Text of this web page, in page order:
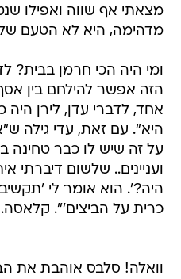
מצאתי אף שווה ואפילו
מדהימה, היא לא הטעם
ומי היה הכי חרמן בבית?
הזה אפשר להילחם בין
אחד, לדברי עדן, לירן
היא". עם זאת, עדי גילה
על זה שיש לו כבר
ועניינים.. שלשום דיברתי
היה?'. הוא אומר לי
כרית על הביצים'". קלאסה.
וואלה! סלבס אוהבת את